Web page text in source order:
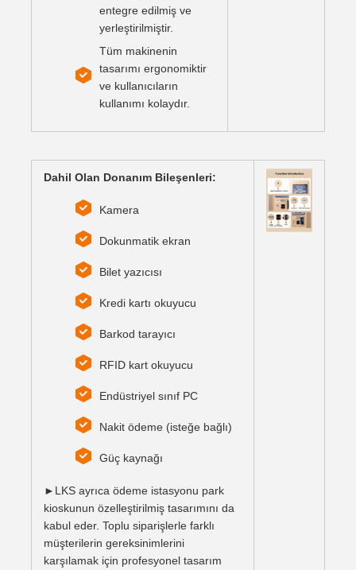
entegre edilmiş ve
yerleştirilmiştir.
Tüm makinenin
tasarımı ergonomiktir
ve kullanıcıların
kullanımı kolaydır.
Dahil Olan Donanım Bileşenleri:
Kamera
Dokunmatik ekran
Bilet yazıcısı
Kredi kartı okuyucu
Barkod tarayıcı
RFID kart okuyucu
Endüstriyel sınıf PC
Nakit ödeme (isteğe bağlı)
Güç kaynağı
►LKS ayrıca ödeme istasyonu park
kioskunun özelleştirilmiş tasarımını da
kabul eder. Toplu siparişlerle farklı
müşterilerin gereksinimlerini
karşılamak için profesyonel tasarım